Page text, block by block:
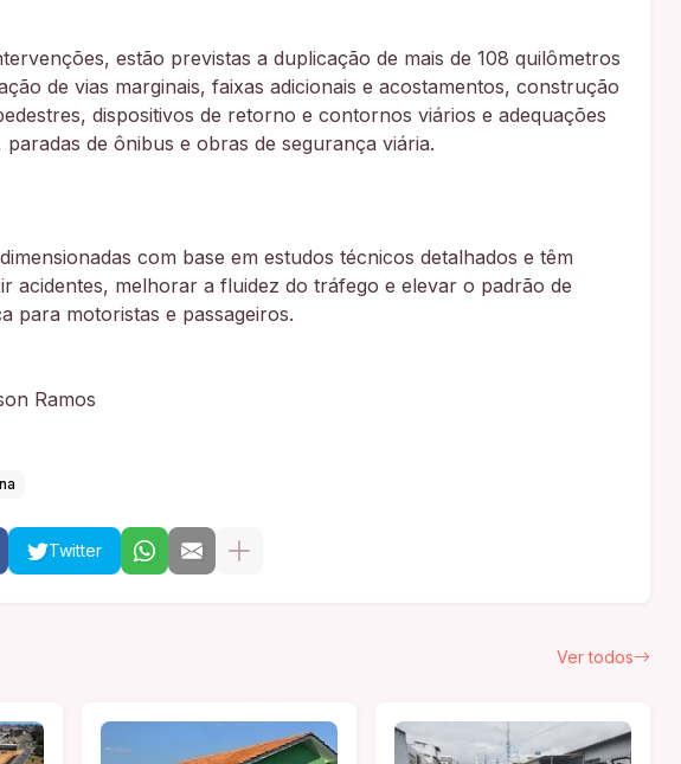
estão previstas a duplicação de mais de 108 quilômetros
de vias marginais, faixas adicionais e acostamentos, construção
dispositivos de retorno e contornos viários e adequações
de ônibus e obras de segurança viária.
com base em estudos técnicos detalhados e têm
acidentes, melhorar a fluidez do tráfego e elevar o padrão de
para motoristas e passageiros.
Ramos
Twitter
Ver todos